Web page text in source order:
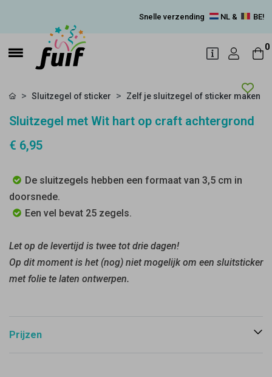
Snelle verzending NL & BE!
0
Sluitzegel of sticker Zelf je sluitzegel of sticker maken
Sluitzegel met Wit hart op craft achtergrond
€ 6,95
De sluitzegels hebben een formaat van 3,5 cm in
doorsnede.
Een vel bevat 25 zegels.
Let op de levertijd is twee tot drie dagen!
Op dit moment is het (nog) niet mogelijk om een sluitsticker
met folie te laten ontwerpen.
Prijzen